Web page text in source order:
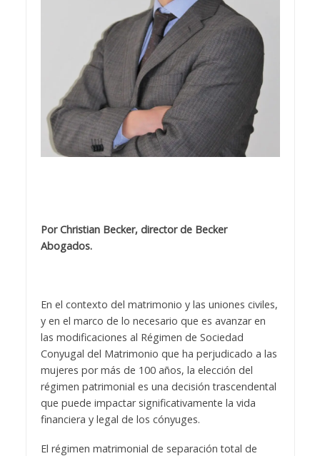
PorChristian Becker, director de Becker
Abogados.
En el contexto del matrimonio y las uniones civiles,
y en el marco de lo necesario que es avanzar en
las modificaciones al Régimen de Sociedad
Conyugal del Matrimonio que ha perjudicado a las
mujeres por más de 100 años, la elección del
régimen patrimonial es una decisión trascendental
que puede impactar significativamente la vida
financiera y legal de los cónyuges.
El régimen matrimonial de separación total de